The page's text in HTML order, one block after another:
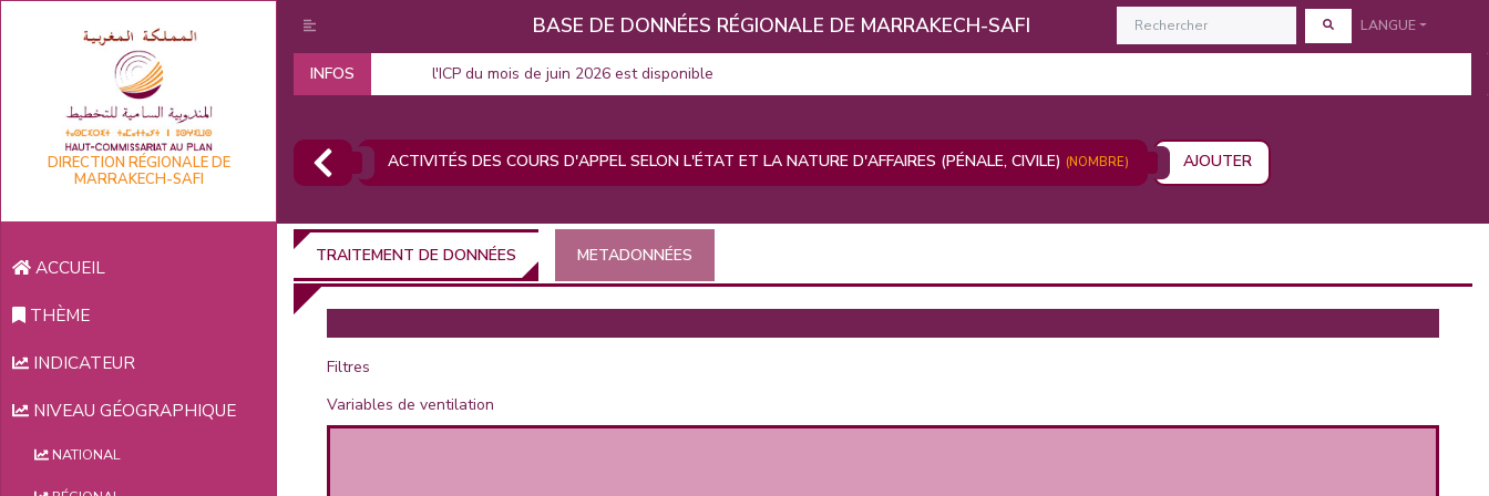
DIRECTION RÉGIONALE DE
MARRAKECH-SAFI
ACCUEIL
THÈME
INDICATEUR
NIVEAU GÉOGRAPHIQUE
NATIONAL
BASE DE DONNÉES RÉGIONALE DE MARRAKECH-SAFI LANGUE
INFOS l'ICP du mois de juin 2026 est disponible
ACTIVITÉS DES COURS D'APPEL SELON L'ÉTAT ET LA NATURE D'AFFAIRES (PÉNALE, CIVILE) (NOMBRE) AJOUTER
TRAITEMENT DE DONNÉES METADONNÉES
Filtres
Variables de ventilation